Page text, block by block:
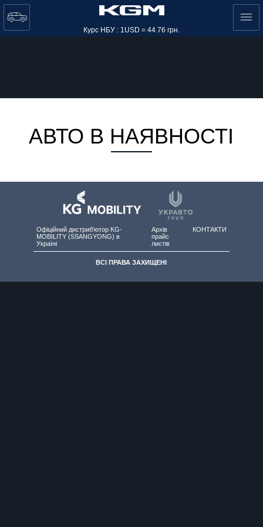
Курс НБУ : 1USD = 44.76 грн.
АВТО В НАЯВНОСТІ
Офіційний дистриб'ютор KG-
MOBILITY (SSANGYONG) в
Україні
Архів
прайс
листів
КОНТАКТИ
ВСІ ПРАВА ЗАХИЩЕНІ